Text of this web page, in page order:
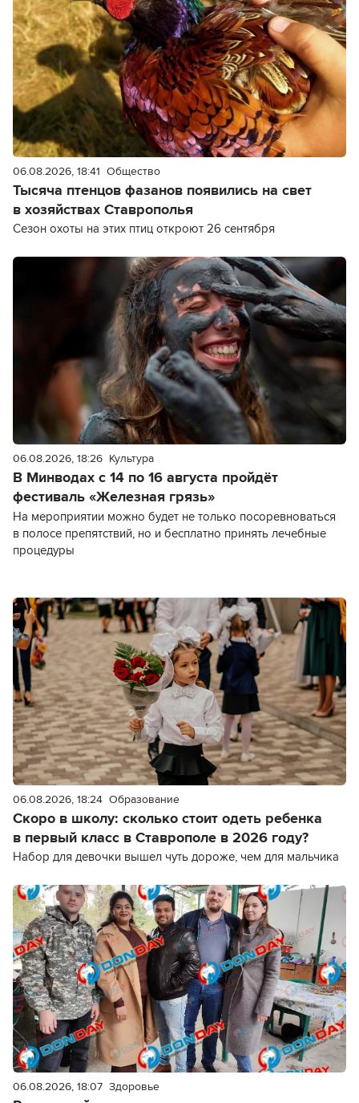
06.08.2026, 18:41 Общество
Тысяча птенцов фазанов появились на свет
в хозяйствах Ставрополья
Сезон охоты на этих птиц откроют 26 сентября
06.08.2026, 18:26 Культура
В Минводах с 14 по 16 августа пройдёт
фестиваль «Железная грязь»
На мероприятии можно будет не только посоревноваться
в полосе препятствий, но и бесплатно принять лечебные
процедуры
06.08.2026, 18:24 Образование
Скоро в школу: сколько стоит одеть ребенка
в первый класс в Ставрополе в 2026 году?
Набор для девочки вышел чуть дороже, чем для мальчика
06.08.2026, 18:07 Здоровье